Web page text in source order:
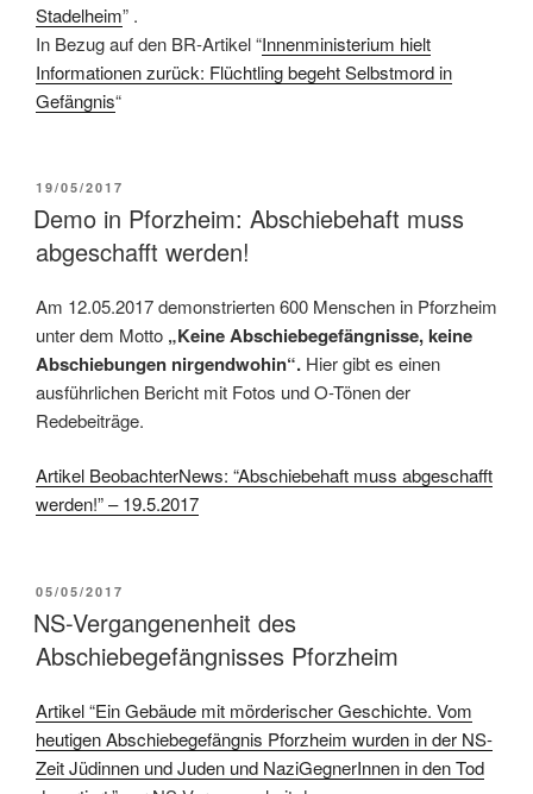
Stadelheim” .
In Bezug auf den BR-Artikel “Innenministerium hielt
Informationen zurück: Flüchtling begeht Selbstmord in
Gefängnis“
19/05/2017
Demo in Pforzheim: Abschiebehaft muss
abgeschafft werden!
Am 12.05.2017 demonstrierten 600 Menschen in Pforzheim
unter dem Motto „Keine Abschiebegefängnisse, keine
Abschiebungen nirgendwohin“. Hier gibt es einen
ausführlichen Bericht mit Fotos und O-Tönen der
Redebeiträge.
Artikel BeobachterNews: “Abschiebehaft muss abgeschafft
werden!” – 19.5.2017
05/05/2017
NS-Vergangenenheit des
Abschiebegefängnisses Pforzheim
Artikel “Ein Gebäude mit mörderischer Geschichte. Vom
heutigen Abschiebegefängnis Pforzheim wurden in der NS-
Zeit Jüdinnen und Juden und NaziGegnerInnen in den Tod